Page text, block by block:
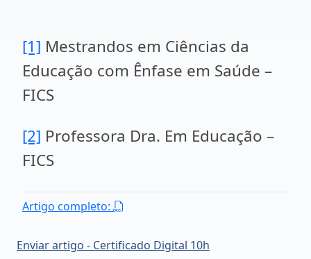
[1] Mestrandos em Ciências da
Educação com Ênfase em Saúde –
FICS
[2] Professora Dra. Em Educação –
FICS
Artigo completo:
Enviar artigo - Certificado Digital 10h